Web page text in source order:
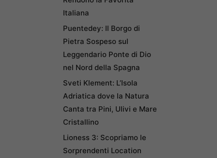
Italiana
Puentedey: Il Borgo di
Pietra Sospeso sul
Leggendario Ponte di Dio
nel Nord della Spagna
Sveti Klement: L’Isola
Adriatica dove la Natura
Canta tra Pini, Ulivi e Mare
Cristallino
Lioness 3: Scopriamo le
Sorprendenti Location